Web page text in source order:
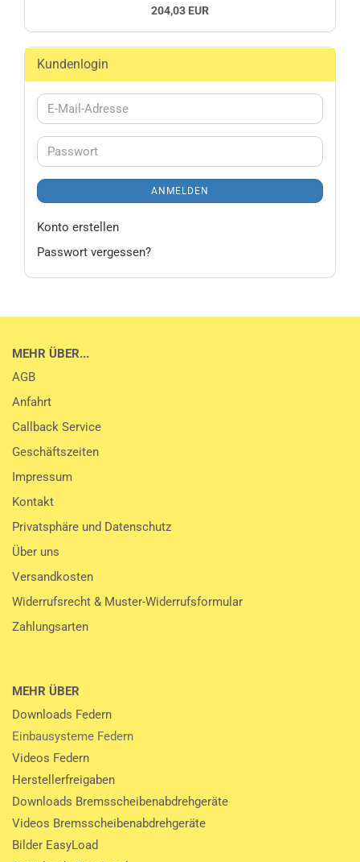
204,03 EUR
Kundenlogin
E-
Mail-
Passwort
ANMELDEN
Konto erstellen
Passwort vergessen?
MEHR ÜBER...
AGB
Anfahrt
Callback Service
Geschäftszeiten
Impressum
Kontakt
Privatsphäre und Datenschutz
Über uns
Versandkosten
Widerrufsrecht & Muster-Widerrufsformular
Zahlungsarten
MEHR ÜBER
Downloads Federn
Einbausysteme Federn
Videos Federn
Herstellerfreigaben
Downloads Bremsscheibenabdrehgeräte
Videos Bremsscheibenabdrehgeräte
Bilder EasyLoad